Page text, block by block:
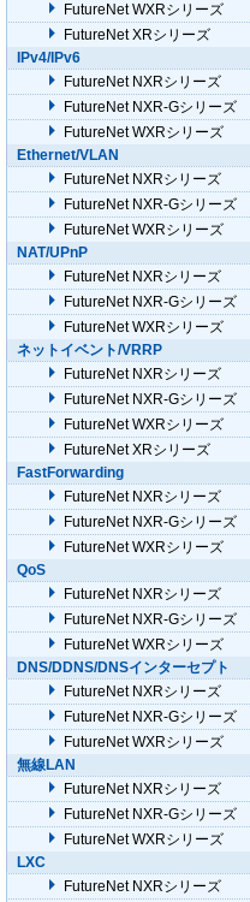
FutureNet WXRシリーズ
FutureNet XRシリーズ
IPv4/IPv6
FutureNet NXRシリーズ
FutureNet NXR-Gシリーズ
FutureNet WXRシリーズ
Ethernet/VLAN
FutureNet NXRシリーズ
FutureNet NXR-Gシリーズ
FutureNet WXRシリーズ
NAT/UPnP
FutureNet NXRシリーズ
FutureNet NXR-Gシリーズ
FutureNet WXRシリーズ
ネットイベント/VRRP
FutureNet NXRシリーズ
FutureNet NXR-Gシリーズ
FutureNet WXRシリーズ
FutureNet XRシリーズ
FastForwarding
FutureNet NXRシリーズ
FutureNet NXR-Gシリーズ
FutureNet WXRシリーズ
QoS
FutureNet NXRシリーズ
FutureNet NXR-Gシリーズ
FutureNet WXRシリーズ
DNS/DDNS/DNSインターセプト
FutureNet NXRシリーズ
FutureNet NXR-Gシリーズ
FutureNet WXRシリーズ
無線LAN
FutureNet NXRシリーズ
FutureNet NXR-Gシリーズ
FutureNet WXRシリーズ
LXC
FutureNet NXRシリーズ